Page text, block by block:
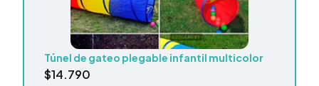
Túnel de gateo plegable infantil multicolor
$14.790